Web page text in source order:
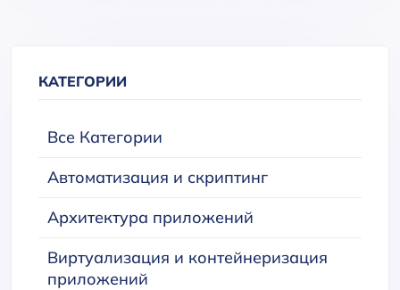
КАТЕГОРИИ
Все Категории
Автоматизация и скриптинг
Архитектура приложений
Виртуализация и контейнеризация
приложений